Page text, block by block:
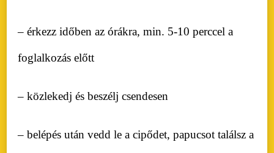
– érkezz időben az órákra, min. 5-10 perccel a
foglalkozás előtt
– közlekedj és beszélj csendesen
– belépés után vedd le a cipődet, papucsot találsz a